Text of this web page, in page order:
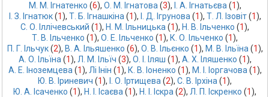
М. М. Ігнатенко (6), О. М. Ігнатова (3), І. А. Ігнатьєва (1),
І. З. Ігнатюк (1), Т. Б. Ігнашкіна (1), І. Д. Ігрунова (1), Т. Л. Ізовіт (1),
С. О. Іллічевський (1), Н. М. Ільницька (1), Н. В. Ільченко (1),
Т. В. Ільченко (1), О. Е. Ільченко (1), К. О. Ільченко (1),
П. Г. Ільчук (2), В. А. Ільяшенко (6), О. В. Ільєнко (1), М. В. Ільїна (1),
А. О. Ільїна (1), Л. М. Ільїч (3), О. І. Іляш (1), А. Х. Іляшенко (1),
А. Е. Іноземцева (1), Лі Інін (1), К. В. Іоненко (1), М. І. Іоргачова (1),
Ю. В. Іриневич (1), І. О. Іртищева (2), С. В. Ірхіна (1),
Ю. А. Ісаченко (1), Н. І. Ісаєва (1), Н. І. Іскра (2), Л. П. Іскренко (1),